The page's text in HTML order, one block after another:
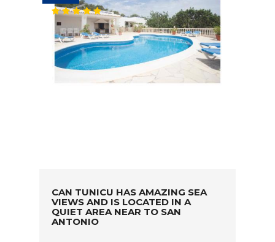
CAN TUNICU HAS AMAZING SEA
VIEWS AND IS LOCATED IN A
QUIET AREA NEAR TO SAN
ANTONIO